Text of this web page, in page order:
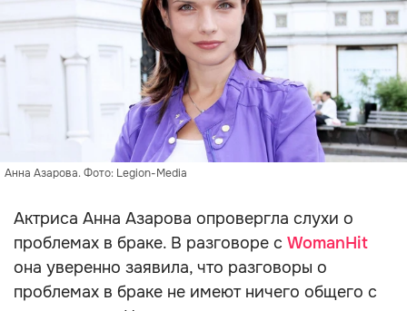
Анна Азарова. Фото: Legion-Media
Актриса Анна Азарова опровергла слухи о
проблемах в браке. В разговоре с WomanHit
она уверенно заявила, что разговоры о
проблемах в браке не имеют ничего общего с